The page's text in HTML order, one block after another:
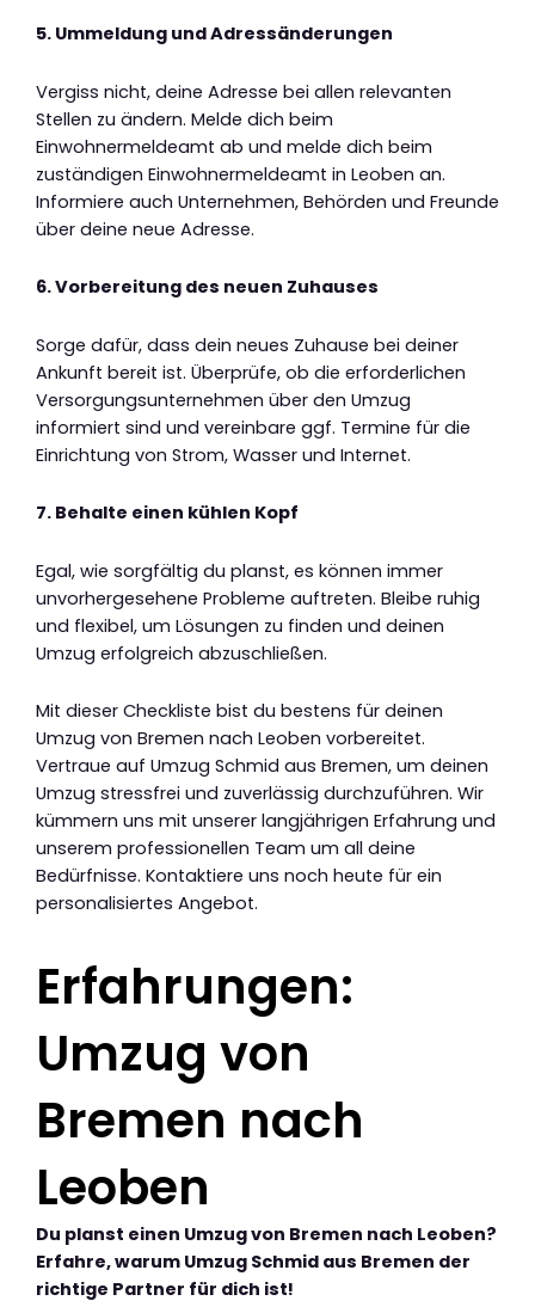
5. Ummeldung und Adressänderungen
Vergiss nicht, deine Adresse bei allen relevanten
Stellen zu ändern. Melde dich beim
Einwohnermeldeamt ab und melde dich beim
zuständigen Einwohnermeldeamt in Leoben an.
Informiere auch Unternehmen, Behörden und Freunde
über deine neue Adresse.
6. Vorbereitung des neuen Zuhauses
Sorge dafür, dass dein neues Zuhause bei deiner
Ankunft bereit ist. Überprüfe, ob die erforderlichen
Versorgungsunternehmen über den Umzug
informiert sind und vereinbare ggf. Termine für die
Einrichtung von Strom, Wasser und Internet.
7. Behalte einen kühlen Kopf
Egal, wie sorgfältig du planst, es können immer
unvorhergesehene Probleme auftreten. Bleibe ruhig
und flexibel, um Lösungen zu finden und deinen
Umzug erfolgreich abzuschließen.
Mit dieser Checkliste bist du bestens für deinen
Umzug von Bremen nach Leoben vorbereitet.
Vertraue auf Umzug Schmid aus Bremen, um deinen
Umzug stressfrei und zuverlässig durchzuführen. Wir
kümmern uns mit unserer langjährigen Erfahrung und
unserem professionellen Team um all deine
Bedürfnisse. Kontaktiere uns noch heute für ein
personalisiertes Angebot.
Erfahrungen:
Umzug von
Bremen nach
Leoben
Du planst einen Umzug von Bremen nach Leoben?
Erfahre, warum Umzug Schmid aus Bremen der
richtige Partner für dich ist!